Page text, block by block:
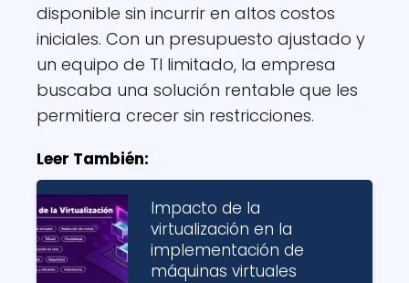
disponible sin incurrir en altos costos
iniciales. Con un presupuesto ajustado y
un equipo de TI limitado, la empresa
buscaba una solución rentable que les
permitiera crecer sin restricciones.
Leer También:
Impacto de la
virtualización en la
implementación de
máquinas virtuales